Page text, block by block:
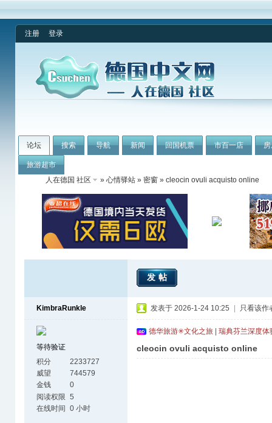
注册 登录
论坛 搜索 导航 新闻 回国机票 市百一店
旅游超市
人在德国 社区
» 心情驿站 » 密窗 » cleocin ovuli acquisto online
发帖
KimbraRunkle
等待验证
积分
2233727
威望
744579
金钱
0
阅读权限 5
在线时间 0 小时
发表于 2026-1-24 10:25 只看该作
德华旅游✳文化之旅 | 瑞典芬兰深度
cleocin ovuli acquisto online